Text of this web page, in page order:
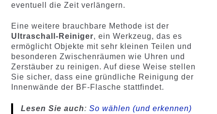
eventuell die Zeit verlängern.
Eine weitere brauchbare Methode ist der
Ultraschall-Reiniger, ein Werkzeug, das es
ermöglicht Objekte mit sehr kleinen Teilen und
besonderen Zwischenräumen wie Uhren und
Zerstäuber zu reinigen. Auf diese Weise stellen
Sie sicher, dass eine gründliche Reinigung der
Innenwände der BF-Flasche stattfindet.
Lesen Sie auch: So wählen (und erkennen)